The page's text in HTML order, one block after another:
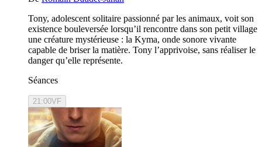
Tony, adolescent solitaire passionné par les animaux, voit son
existence bouleversée lorsqu’il rencontre dans son petit village
une créature mystérieuse : la Kyma, onde sonore vivante
capable de briser la matière. Tony l’apprivoise, sans réaliser le
danger qu’elle représente.
Séances
21:00VF